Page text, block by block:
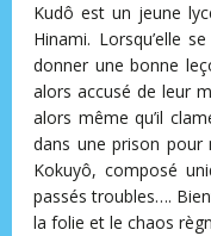
Kudô est un jeune
Hinami. Lorsqu’elle
donner une bonne
alors accusé de leur
alors même qu’il
dans une prison pour
Kokuyô, composé
passés troubles….
la folie et le chaos